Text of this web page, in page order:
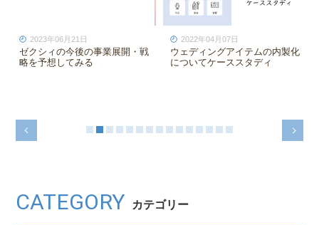
展開・戦
2022年04月07日
ウェディングアイテムの内製化
についてケーススタディ
2020年06月07日
打合せプランナー業務
できる要素を分解して
CATEGORY カテゴリー